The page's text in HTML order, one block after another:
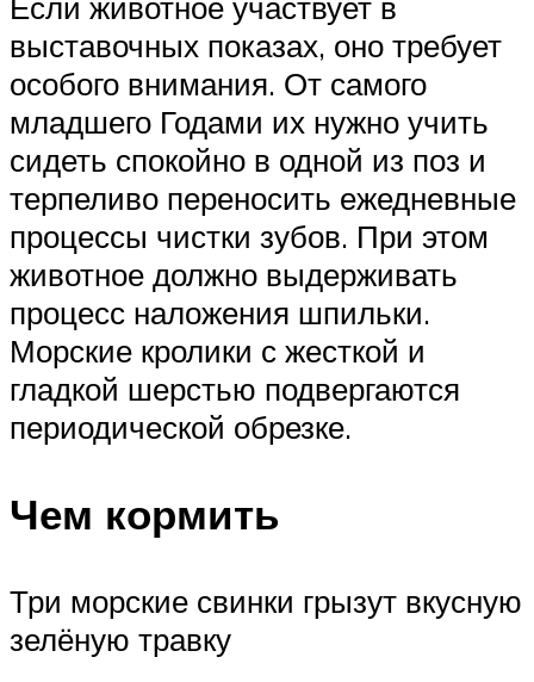
выставочных показах, оно требует
особого внимания. От самого
младшего Годами их нужно учить
сидеть спокойно в одной из поз и
терпеливо переносить ежедневные
процессы чистки зубов. При этом
животное должно выдерживать
процесс наложения шпильки.
Морские кролики с жесткой и
гладкой шерстью подвергаются
периодической обрезке.
Чем кормить
Три морские свинки грызут вкусную
зелёную травку